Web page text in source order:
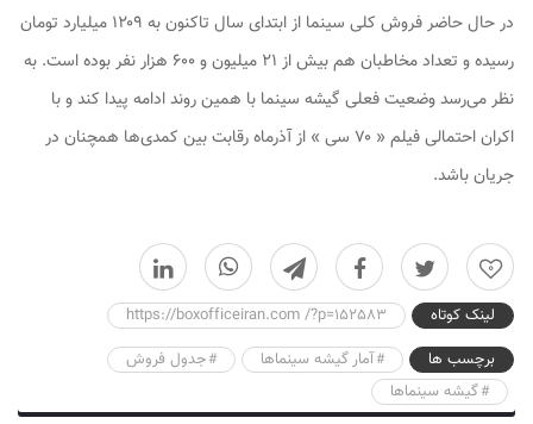
در حال حاضر فروش کلی سینما از ابتدای سال تاکنون به ۱۲۰۹ میلیارد تومان
رسیده و تعداد مخاطبان هم بیش از ۲۱ میلیون و ۶۰۰ هزار نفر بوده است. به
نظر می‌رسد وضعیت فعلی گیشه سینما با همین روند ادامه پیدا کند و با
اکران احتمالی فیلم « ۷۰ سی » از آذرماه رقابت بین کمدی‌ها همچنان در
جریان باشد.
0
لینک کوتاه
https://boxofficeiran.com /?p=152583
برچسب ها
آمار گیشه سینماها
جدول فروش
گیشه سینماها